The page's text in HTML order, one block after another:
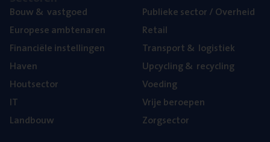
Bouw& vastgoed
Euro­pe­se ambtenaren
Finan­ci­ë­le instellingen
Haven
Hout­sec­tor
IT
Land­bouw
Publie­ke sec­tor / Overheid
Retail
Trans­port& logistiek
Upcy­cling& recycling
Voe­ding
Vrije beroe­pen
Zorg­sec­tor